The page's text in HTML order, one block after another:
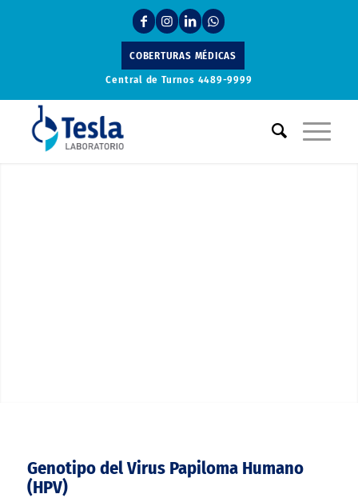
COBERTURAS MÉDICAS
Central de Turnos 4489-9999
Genotipo del Virus Papiloma Humano
(HPV)